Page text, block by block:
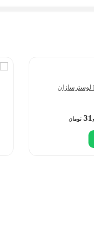
تومان